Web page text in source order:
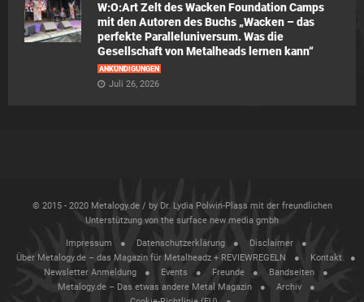
W:O:Art Zelt des Wacken Foundation Camps
mit den Autoren des Buchs „Wacken – das
perfekte Paralleluniversum. Was die
Gesellschaft von Metalheads lernen kann“
ANKÜNDIGUNGEN
Juli 26, 2026
© 2015 - 2020 Metalogy.de / by Dr. Lydia Polwin-Plass mit der freundlichen
Unterstützung von the surface new media gmbh
Impressum Datenschutzerklärung
Disclaimer
Über Metalogy.de – das Magazin für Metalheadz + REVIEWREGELN
Kontakt
Newsletter Anmeldung
Events Freunde
Bandseiten
Metalogy.de – Das etwas andere Metal Magazin
Archiv